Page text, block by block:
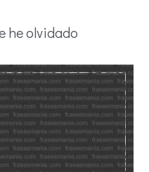
he olvidado